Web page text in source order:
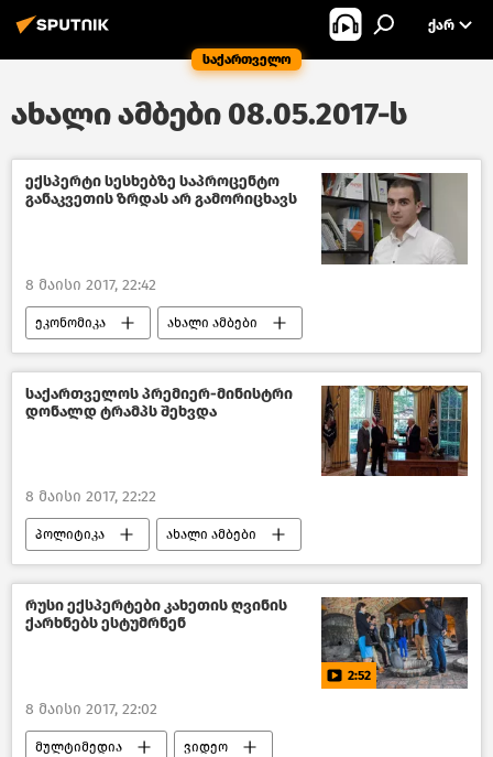
საქართველო
ᲥᲐᲠ
ახალი ამბები 08.05.2017-ს
ექსპერტი სესხებზე საპროცენტო
განაკვეთის ზრდას არ გამორიცხავს
8 მაისი 2017, 22:42
ეკონომიკა ახალი ამბები
საქართველო
საქართველოს პრემიერ-მინისტრი
დონალდ ტრამპს შეხვდა
8 მაისი 2017, 22:22
პოლიტიკა ახალი ამბები
საქართველო
რუსი ექსპერტები კახეთის ღვინის
ქარხნებს ესტუმრნენ
2:52
8 მაისი 2017, 22:02
მულტიმედია ვიდეო